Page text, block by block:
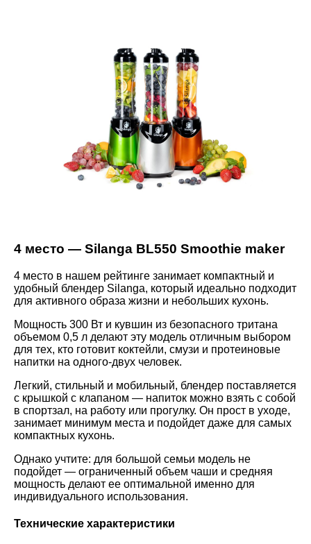
4 место — Silanga BL550 Smoothie maker
4 место в нашем рейтинге занимает компактный и
удобный блендер Silanga, который идеально подходит
для активного образа жизни и небольших кухонь.
Мощность 300 Вт и кувшин из безопасного тритана
объемом 0,5 л делают эту модель отличным выбором
для тех, кто готовит коктейли, смузи и протеиновые
напитки на одного-двух человек.
Легкий, стильный и мобильный, блендер поставляется
с крышкой с клапаном — напиток можно взять с собой
в спортзал, на работу или прогулку. Он прост в уходе,
занимает минимум места и подойдет даже для самых
компактных кухонь.
Однако учтите: для большой семьи модель не
подойдет — ограниченный объем чаши и средняя
мощность делают ее оптимальной именно для
индивидуального использования.
Технические характеристики